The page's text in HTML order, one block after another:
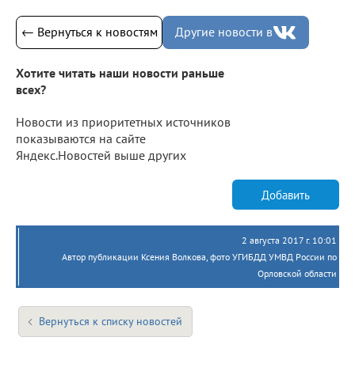
← Вернуться к новостям Другие новости в
Хотите читать наши новости раньше
всех?
Новости из приоритетных источников
показываются на сайте
Яндекс.Новостей выше других
Добавить
2 августа 2017 г. 10:01
Автор публикации Ксения Волкова, фото УГИБДД УМВД России по
Орловской области
Вернуться к списку новостей